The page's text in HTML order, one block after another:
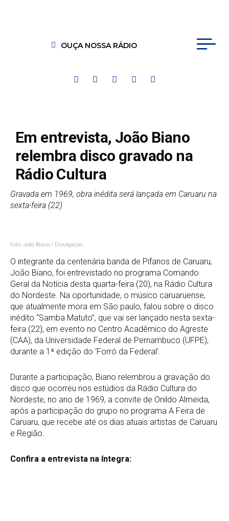
OUÇA NOSSA RÁDIO
Em entrevista, João Biano
relembra disco gravado na
Rádio Cultura
Gravada em 1969, obra inédita será lançada em Caruaru na
sexta-feira (22)
Foto: João Biano / Divulgação
O integrante da centenária banda de Pífanos de Caruaru,
João Biano, foi entrevistado no programa Comando
Geral da Notícia desta quarta-feira (20), na Rádio Cultura
do Nordeste. Na oportunidade, o músico caruaruense,
que atualmente mora em São paulo, falou sobre o disco
inédito “Samba Matuto”, que vai ser lançado nesta sexta-
feira (22), em evento no Centro Acadêmico do Agreste
(CAA), da Universidade Federal de Pernambuco (UFPE),
durante a 1ª edição do ‘Forró da Federal’.
Durante a participação, Biano relembrou a gravação do
disco que ocorreu nos estúdios da Rádio Cultura do
Nordeste, no ano de 1969, a convite de Onildo Almeida,
após a participação do grupo no programa A Feira de
Caruaru, que recebe até os dias atuais artistas de Caruaru
e Região.
Confira a entrevista na íntegra: